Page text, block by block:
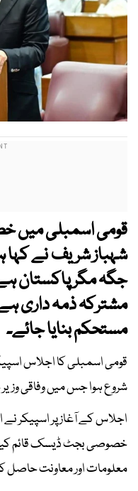
قومی اسمبلی میں
شہباز شریف نے کہا
جگہ مگر پاکستان
مشترکہ ذمہ داری
مستحکم بنایا جائے۔
قومی اسمبلی کا اجلاس
شروع ہوا جس میں وفاقی
اجلاس کے آغاز پر اسپیکر نے
خصوصی بجٹ ڈیسک قائم
معلومات اور معاونت حاصل